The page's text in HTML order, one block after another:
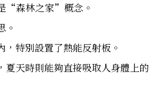
“森林之家”概念。
。
特別設置了熱能反射板。
天時則能夠直接吸取人身體上的